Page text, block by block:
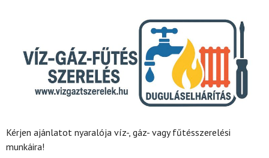
Kérjen ajánlatot nyaralója víz-, gáz- vagy fűtésszerelési
munkáira!